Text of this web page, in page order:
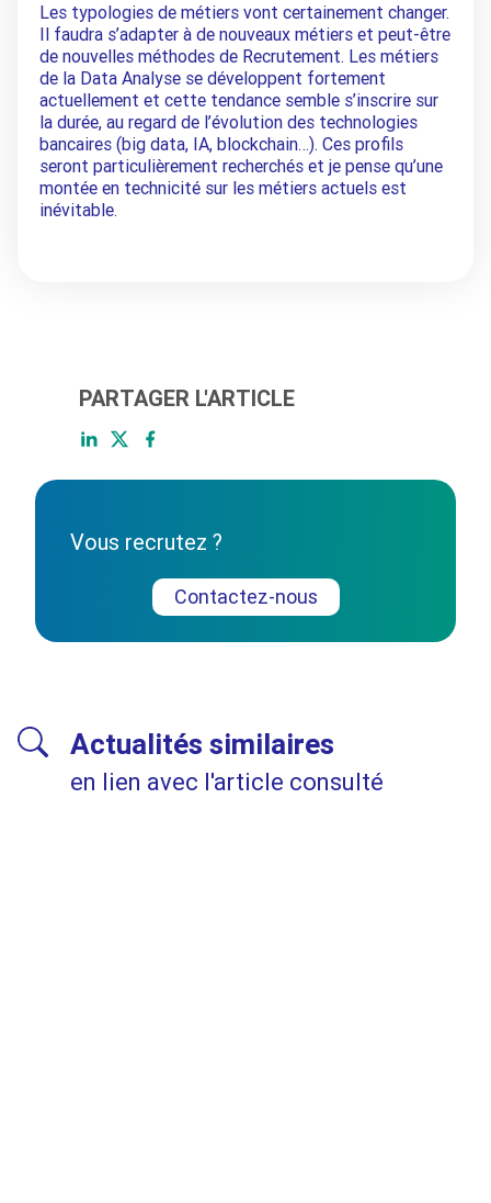
Les typologies de métiers vont certainement changer.
Il faudra s’adapter à de nouveaux métiers et peut-être
de nouvelles méthodes de Recrutement. Les métiers
de la Data Analyse se développent fortement
actuellement et cette tendance semble s’inscrire sur
la durée, au regard de l’évolution des technologies
bancaires (big data, IA, blockchain…). Ces profils
seront particulièrement recherchés et je pense qu’une
montée en technicité sur les métiers actuels est
inévitable.
PARTAGER L'ARTICLE
Vous recrutez ?
Contactez-nous
Actualités similaires
en lien avec l'article consulté